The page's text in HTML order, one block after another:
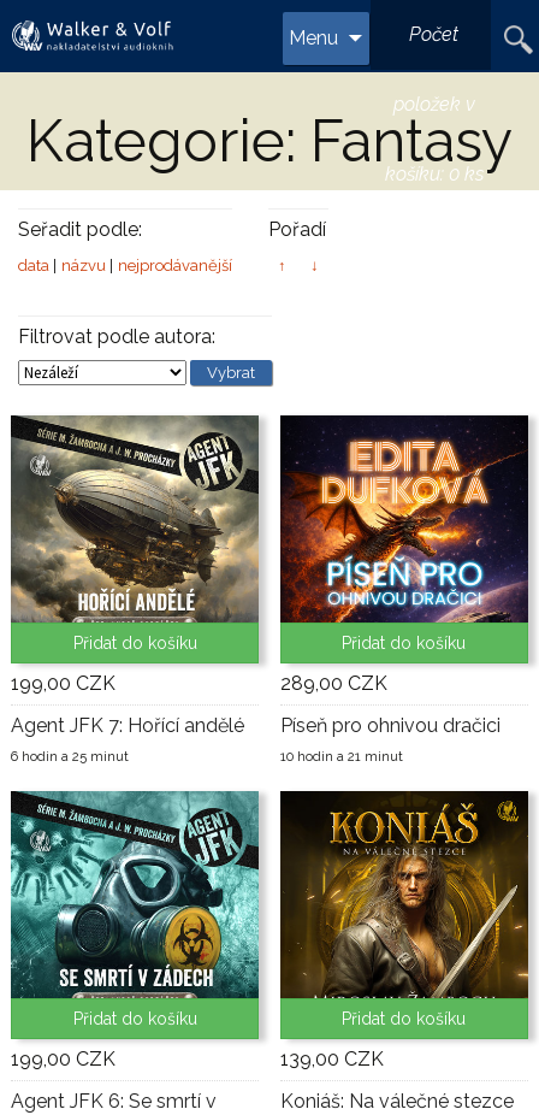
obsahu
Menu Počet
položek v
košíku: 0 ks
Kategorie: Fantasy
Seřadit podle:
data názvu nejprodávanější
Pořadí
↑ ↓
Filtrovat podle autora:
Vybrat
Přidat do košíku
199,00 CZK
Agent JFK 7: Hořící andělé
6 hodin a 25 minut
Přidat do košíku
289,00 CZK
Píseň pro ohnivou dračici
10 hodin a 21 minut
Přidat do košíku
199,00 CZK
Agent JFK 6: Se smrtí v
Přidat do košíku
139,00 CZK
Koniáš: Na válečné stezce